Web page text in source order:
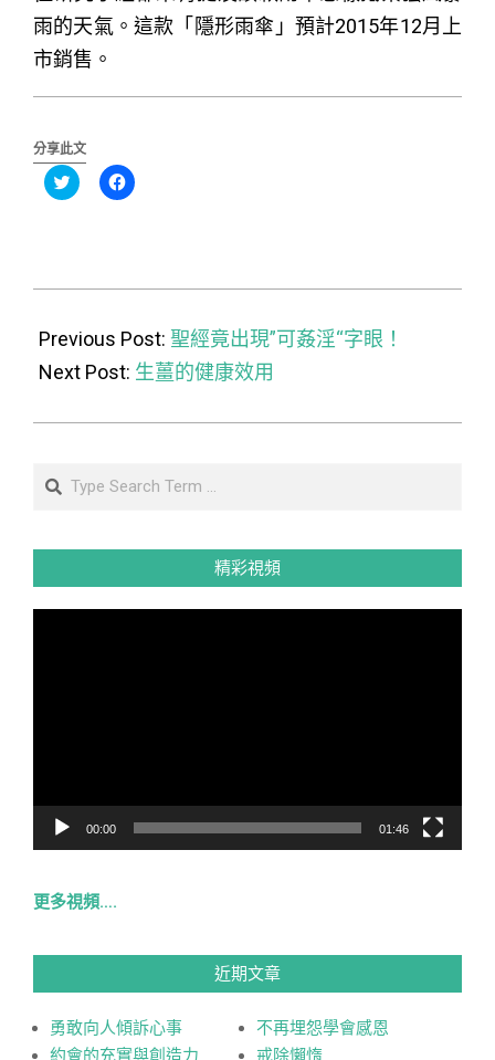
雨的天氣。這款「隱形雨傘」預計2015年12月上
市銷售。
分享此文
分
享
開
按
一
新
中
開
啟)
10-
25
Previous Post: 聖經竟出現”可姦淫“字眼！
Next Post: 生薑的健康效用
精彩視頻
00:00 01:46
更多視頻….
近期文章
勇敢向人傾訴心事
不再埋怨學會感恩
約會的充實與創造力
戒除懶惰